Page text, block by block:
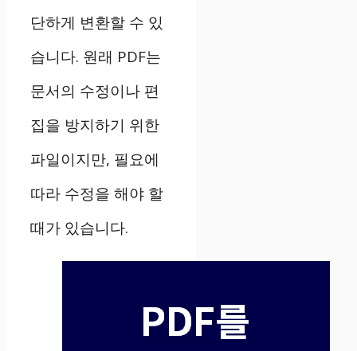
단하게 변환할 수 있
습니다. 원래 PDF는
문서의 수정이나 편
집을 방지하기 위한
파일이지만, 필요에
따라 수정을 해야 할
때가 있습니다.